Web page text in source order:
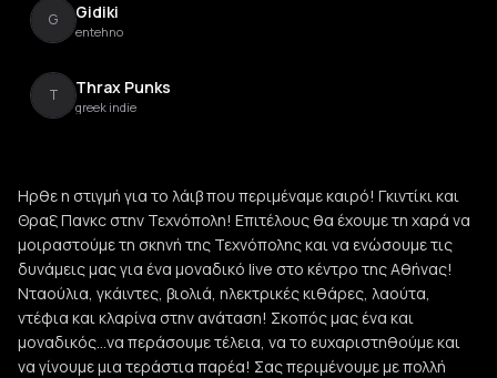
G Gidiki
entehno
T Thrax Punks
greek indie
Ηρθε η στιγμή για το λάιβ που περιμέναμε καιρό! Γκιντίκι και
Θραξ Πανκc στην Τεχνόπολη! Επιτέλους θα έχουμε τη χαρά να
μοιραστούμε τη σκηνή της Τεχνόπολης και να ενώσουμε τις
δυνάμεις μας για ένα μοναδικό live στο κέντρο της Αθήνας!
Νταούλια, γκάιντες, βιολιά, ηλεκτρικές κιθάρες, λαούτα,
ντέφια και κλαρίνα στην ανάταση! Σκοπός μας ένα και
μοναδικός...να περάσουμε τέλεια, να το ευχαριστηθούμε και
να γίνουμε μια τεράστια παρέα! Σας περιμένουμε με πολλή